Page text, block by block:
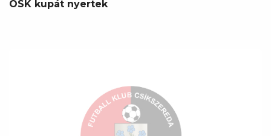
OSK kupát nyertek